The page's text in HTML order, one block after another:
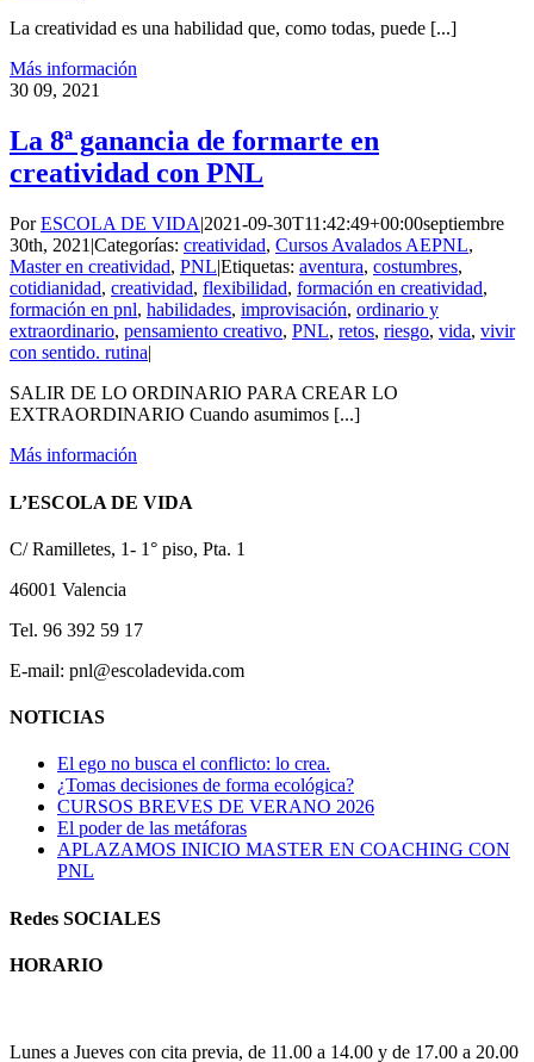
La creatividad es una habilidad que, como todas, puede [...]
Más información
30 09, 2021
La 8ª ganancia de formarte en
creatividad con PNL
PorESCOLA DE VIDA|2021-09-30T11:42:49+00:00septiembre
30th, 2021 |Categorías: creatividad, Cursos Avalados AEPNL,
Master en creatividad, PNL|Etiquetas: aventura, costumbres,
cotidianidad, creatividad, flexibilidad, formación en creatividad,
formación en pnl, habilidades, improvisación, ordinario y
extraordinario, pensamiento creativo, PNL, retos, riesgo, vida, vivir
con sentido. rutina|
SALIR DE LO ORDINARIO PARA CREAR LO
EXTRAORDINARIO Cuando asumimos [...]
Más información
L’ESCOLA DE VIDA
C/ Ramilletes, 1- 1° piso, Pta. 1
46001 Valencia
Tel. 96 392 59 17
E-mail: pnl@escoladevida.com
NOTICIAS
El ego no busca el conflicto: lo crea.
¿Tomas decisiones de forma ecológica?
CURSOS BREVES DE VERANO 2026
El poder de las metáforas
APLAZAMOS INICIO MASTER EN COACHING CON
PNL
Redes SOCIALES
HORARIO
Lunes a Jueves con cita previa, de 11.00 a 14.00 y de 17.00 a 20.00